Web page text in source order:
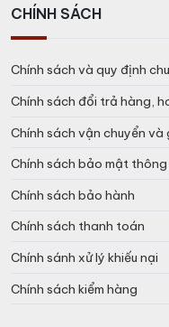
CHÍNH SÁCH
Chính sách và quy định
Chính sách đổi trả hàng,
Chính sách vận chuyển và
Chính sách bảo mật
Chính sách bảo hành
Chính sách thanh toán
Chính sánh xử lý khiếu nại
Chính sách kiểm hàng